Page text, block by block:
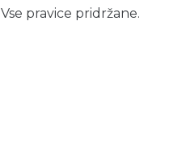
pravice pridržane.